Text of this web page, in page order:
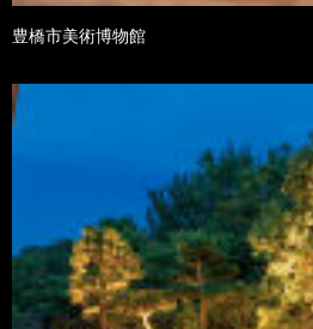
豊橋市美術博物館